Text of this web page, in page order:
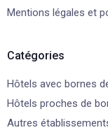
Mentions légales et
Catégories
Hôtels avec bornes
Hôtels proches de
Autres